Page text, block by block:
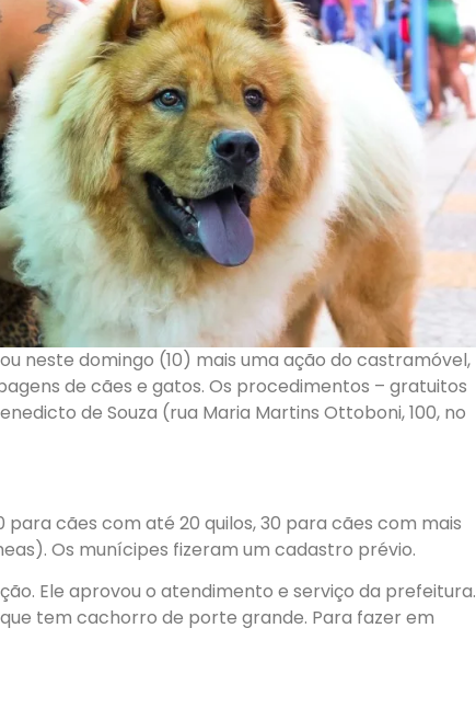
neste domingo (10) mais uma ação do castramóvel,
de cães e gatos. Os procedimentos – gratuitos
de Souza (rua Maria Martins Ottoboni, 100, no
para cães com até 20 quilos, 30 para cães com mais
Os munícipes fizeram um cadastro prévio.
Ele aprovou o atendimento e serviço da prefeitura.
tem cachorro de porte grande. Para fazer em